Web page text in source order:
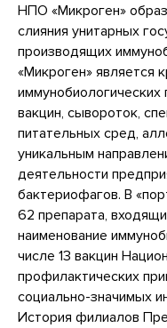
НПО «Микроген»
слияния унитарных
производящих
«Микроген» является
иммунобиологических
вакцин, сывороток,
питательных сред,
уникальным
деятельности
бактериофагов. В
62 препарата,
наименование
числе 13 вакцин
профилактических
социально-значимых
История филиалов